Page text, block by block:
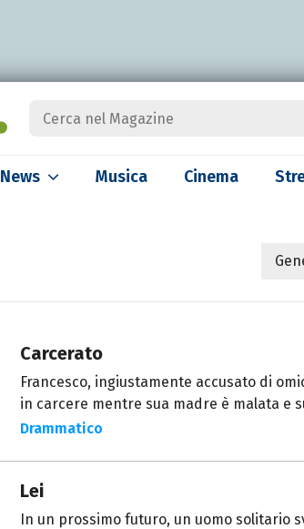
News Musica Cinema
Carcerato
Francesco, ingiustamente accusato di
in carcere mentre sua madre è malata e
Drammatico
Lei
In un prossimo futuro, un uomo solitario